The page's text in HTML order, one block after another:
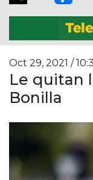
Oct 29, 2021 /
Le quitan
Bonilla